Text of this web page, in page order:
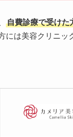
自費診療で受けた
は美容クリニッ